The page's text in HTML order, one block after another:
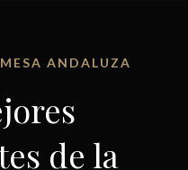
ANDALUZA
de la